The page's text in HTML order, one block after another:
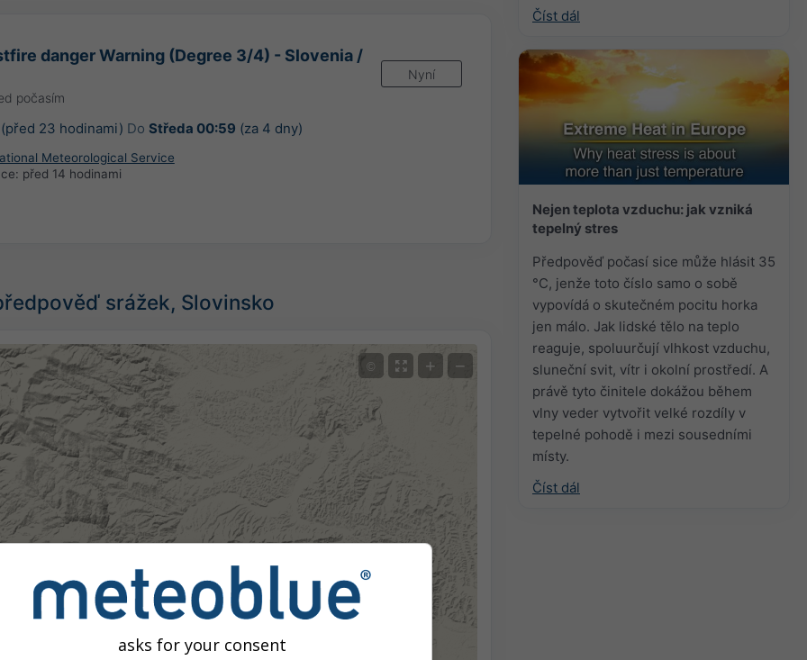
Číst dál
Nejen teplota vzduchu: jak vzniká
tepelný stres
Předpověď počasí sice může hlásit 35
°C, jenže toto číslo samo o sobě
vypovídá o skutečném pocitu horka
jen málo. Jak lidské tělo na teplo
reaguje, spoluurčují vlhkost vzduchu,
sluneční svit, vítr i okolní prostředí. A
právě tyto činitele dokážou během
vlny veder vytvořit velké rozdíly v
tepelné pohodě i mezi sousedními
místy.
Číst dál
danger Warning (Degree 3/4) - Slovenia /
počasím
Nyní
23 hodinami) Do Středa 00:59 (za 4 dny)
Meteorological Service
před 14 hodinami
srážek, Slovinsko
© + −
asks for your consent